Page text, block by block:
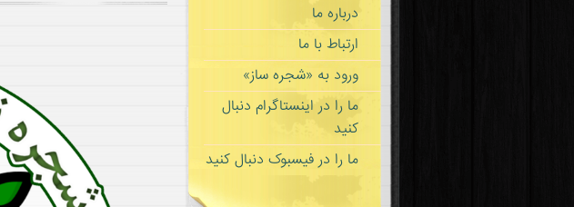
درباره ما
ارتباط با ما
ورود به «شجره ساز»
ما را در اینستاگرام دنبال
کنید
ما را در فیسبوک دنبال کنید